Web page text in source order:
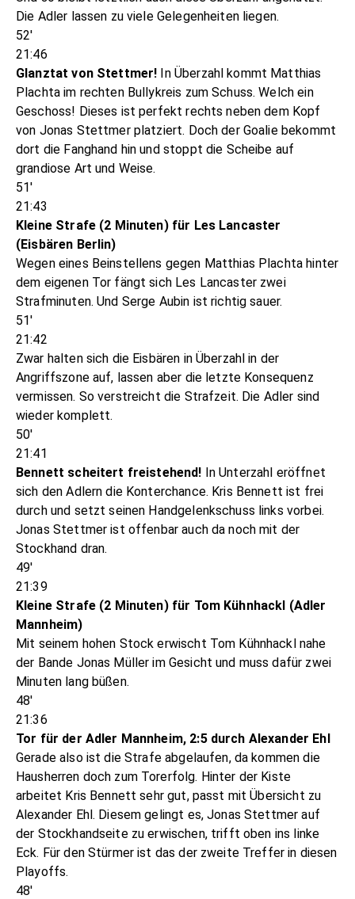
Die Adler lassen zu viele Gelegenheiten liegen.
52'
21:46
Glanztat von Stettmer! In Überzahl kommt Matthias
Plachta im rechten Bullykreis zum Schuss. Welch ein
Geschoss! Dieses ist perfekt rechts neben dem Kopf
von Jonas Stettmer platziert. Doch der Goalie bekommt
dort die Fanghand hin und stoppt die Scheibe auf
grandiose Art und Weise.
51'
21:43
Kleine Strafe (2 Minuten) für Les Lancaster
(Eisbären Berlin)
Wegen eines Beinstellens gegen Matthias Plachta hinter
dem eigenen Tor fängt sich Les Lancaster zwei
Strafminuten. Und Serge Aubin ist richtig sauer.
51'
21:42
Zwar halten sich die Eisbären in Überzahl in der
Angriffszone auf, lassen aber die letzte Konsequenz
vermissen. So verstreicht die Strafzeit. Die Adler sind
wieder komplett.
50'
21:41
Bennett scheitert freistehend! In Unterzahl eröffnet
sich den Adlern die Konterchance. Kris Bennett ist frei
durch und setzt seinen Handgelenkschuss links vorbei.
Jonas Stettmer ist offenbar auch da noch mit der
Stockhand dran.
49'
21:39
Kleine Strafe (2 Minuten) für Tom Kühnhackl (Adler
Mannheim)
Mit seinem hohen Stock erwischt Tom Kühnhackl nahe
der Bande Jonas Müller im Gesicht und muss dafür zwei
Minuten lang büßen.
48'
21:36
Tor für der Adler Mannheim, 2:5 durch Alexander Ehl
Gerade also ist die Strafe abgelaufen, da kommen die
Hausherren doch zum Torerfolg. Hinter der Kiste
arbeitet Kris Bennett sehr gut, passt mit Übersicht zu
Alexander Ehl. Diesem gelingt es, Jonas Stettmer auf
der Stockhandseite zu erwischen, trifft oben ins linke
Eck. Für den Stürmer ist das der zweite Treffer in diesen
Playoffs.
48'